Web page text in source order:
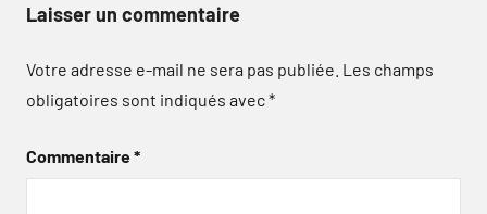
Laisser un commentaire
Votre adresse e-mail ne sera pas publiée. Les champs
obligatoires sont indiqués avec*
Commentaire*